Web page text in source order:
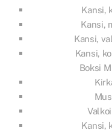
Kansi,
Kansi,
Kansi,
Kansi,
Boksi M
Kansi,